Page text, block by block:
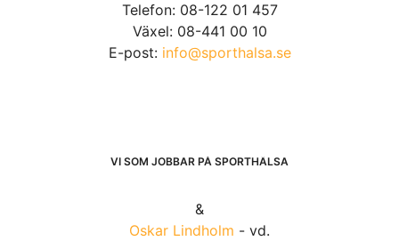
Telefon: 08-122 01 457
Växel: 08-441 00 10
E-post: info@sporthalsa.se
VI SOM JOBBAR PÅ SPORTHÄLSA
&
Oskar Lindholm - vd.